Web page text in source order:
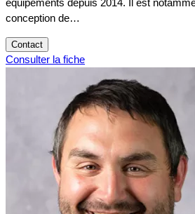
équipements depuis 2014. Il est
conception de…
Contact
Consulter la fiche